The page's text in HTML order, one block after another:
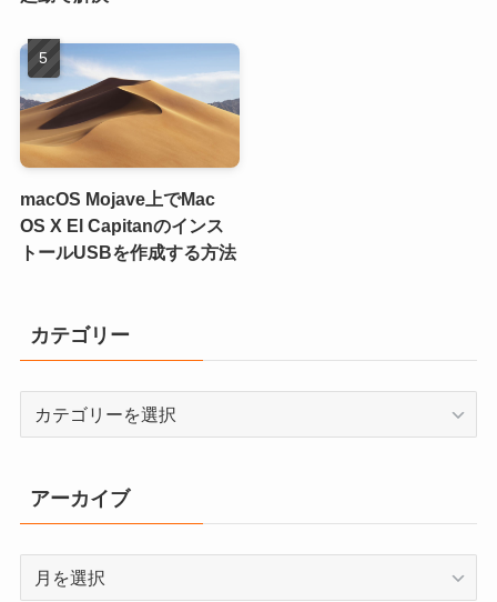
macOS Mojave上でMac
OS X El Capitanのインス
トールUSBを作成する方法
カテゴリー
リ
ー
アーカイブ